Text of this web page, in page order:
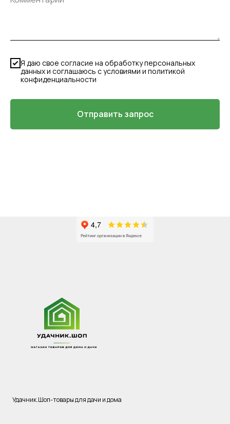
Я даю свое согласие на обработку персональных
данных и соглашаюсь с условиями и политикой
конфиденциальности
Отправить запрос
Удачник.Шоп-товары для дачи и дома